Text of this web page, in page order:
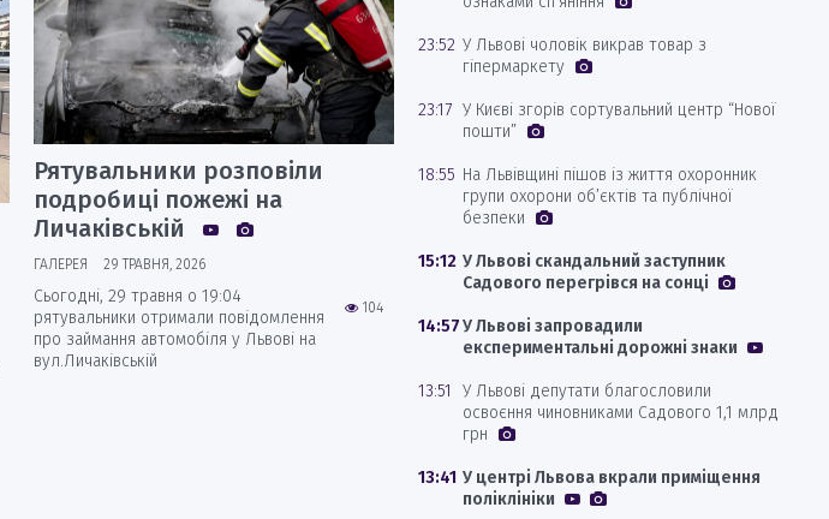
Рятувальники розповіли
подробиці пожежі на
Личаківській
ГАЛЕРЕЯ 29 ТРАВНЯ, 2026
104
Сьогодні, 29 травня о 19:04
рятувальники отримали повідомлення
про займання автомобіля у Львові на
вул.Личаківській
23:52 У Львові чоловік викрав товар з
гіпермаркету
23:17 У Києві згорів сортувальний центр “Нової
пошти”
18:55 На Львівщині пішов із життя охоронник
групи охорони об’єктів та публічної
безпеки
15:12 У Львові скандальний заступник
Садового перегрівся на сонці
14:57У Львові запровадили
експериментальні дорожні знаки
13:51
У Львові депутати благословили
освоєння чиновниками Садового 1,1 млрд
грн
13:41 У центрі Львова вкрали приміщення
поліклініки